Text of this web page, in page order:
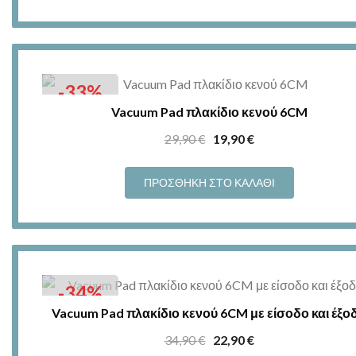
49,90 €.
-33%
Vacuum Pad πλακίδιο κενού 6CM
29,90€ Original
was:
29,90 €.
19,90€Η
τιμή
είναι:
19,90 €.
ΠΡΟΣΘΉΚΗ ΣΤΟ ΚΑΛΆΘΙ
-34%
Vacuum Pad πλακίδιο κενού 6CM με είσοδο και
34,90€ Original
22,90€Η